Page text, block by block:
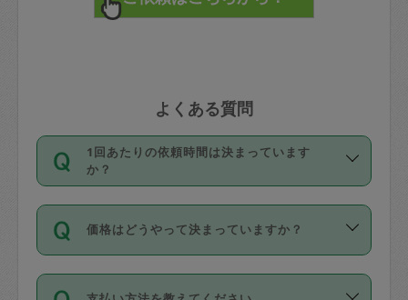
よくある質問
1回あたりの依頼時間は決まっています
か？
依頼1回につき3時間固定です。3時間を
超えて依頼したい場合は、延長機能をご
利用ください。機能をご利用いただくに
価格はどうやって決まっていますか？
11種類の価格帯の中からタスカジさん自